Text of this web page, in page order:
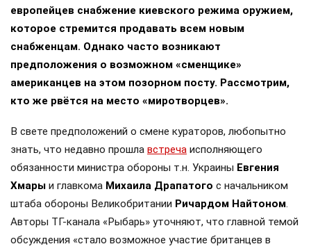
европейцев снабжение киевского режима оружием,
которое стремится продавать всем новым
снабженцам. Однако часто возникают
предположения о возможном «сменщике»
американцев на этом позорном посту. Рассмотрим,
кто же рвётся на место «миротворцев».
В свете предположений о смене кураторов, любопытно
знать, что недавно прошла встреча исполняющего
обязанности министра обороны т.н. Украины Евгения
Хмары и главкома Михаила Драпатого с начальником
штаба обороны Великобритании Ричардом Найтоном.
Авторы ТГ-канала «Рыбарь» уточняют, что главной темой
обсуждения «стало возможное участие британцев в